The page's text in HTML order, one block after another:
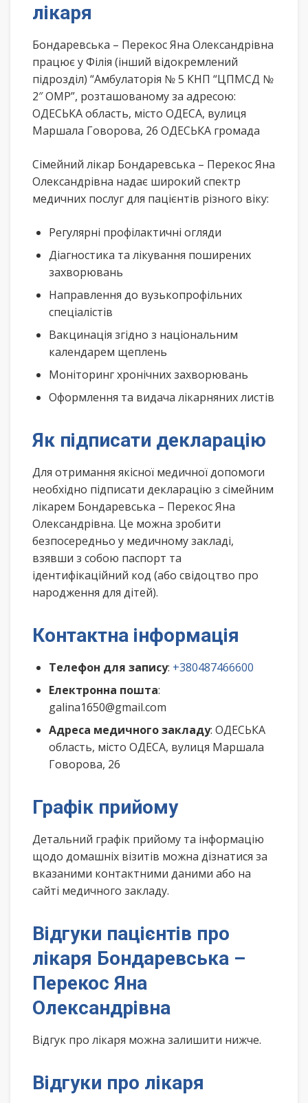
лікаря
Бондаревська – Перекос Яна Олександрівна
працює у Філія (інший відокремлений
підрозділ) “Амбулаторія № 5 КНП “ЦПМСД №
2″ ОМР”, розташованому за адресою:
ОДЕСЬКА область, місто ОДЕСА, вулиця
Маршала Говорова, 26 ОДЕСЬКА громада
Сімейний лікар Бондаревська – Перекос Яна
Олександрівна надає широкий спектр
медичних послуг для пацієнтів різного віку:
Регулярні профілактичні огляди
Діагностика та лікування поширених
захворювань
Направлення до вузькопрофільних
спеціалістів
Вакцинація згідно з національним
календарем щеплень
Моніторинг хронічних захворювань
Оформлення та видача лікарняних листів
Як підписати декларацію
Для отримання якісної медичної допомоги
необхідно підписати декларацію з сімейним
лікарем Бондаревська – Перекос Яна
Олександрівна. Це можна зробити
безпосередньо у медичному закладі,
взявши з собою паспорт та
ідентифікаційний код (або свідоцтво про
народження для дітей).
Контактна інформація
Телефон для запису: +380487466600
Електронна пошта:
galina1650@gmail.com
Адреса медичного закладу: ОДЕСЬКА
область, місто ОДЕСА, вулиця Маршала
Говорова, 26
Графік прийому
Детальний графік прийому та інформацію
щодо домашніх візитів можна дізнатися за
вказаними контактними даними або на
сайті медичного закладу.
Відгуки пацієнтів про
лікаря Бондаревська –
Перекос Яна
Олександрівна
Відгук про лікаря можна залишити нижче.
Відгуки про лікаря